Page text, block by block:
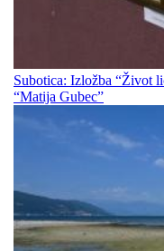
Subotica: Izložba “Život
“Matija Gubec”